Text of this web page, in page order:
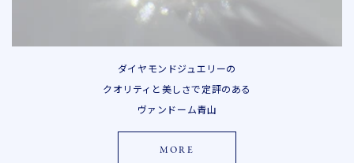
ダイヤモンドジュエリーの
クオリティと美しさで定評のある
ヴァンドーム青山
MORE